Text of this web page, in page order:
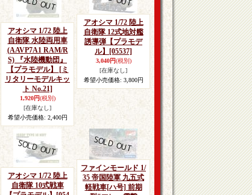
アオシマ 1/72 陸上
自衛隊 水陸両用車
(AAVP7A1 RAM/R
S) 『水陸機動団』
【プラモデル】
[ミ
リタリーモデルキッ
ト No.21]
1,920円(税別)
[在庫なし]
希望小売価格: 2,400円
アオシマ 1/72 陸上
自衛隊 12式地対艦
誘導弾【プラモデ
ル】
[05537]
3,040円(税別)
[在庫なし]
希望小売価格: 3,800円
アオシマ 1/72 陸上
自衛隊 10式戦車
ファインモールド 1/
35 帝国陸軍 九五式
軽戦車[ハ号] 前期